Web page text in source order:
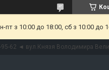
з 10:00 до 18:00, сб з 10:00 до
62 ◄ вул.Князя Володимира